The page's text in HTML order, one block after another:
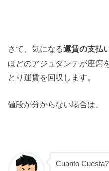
さて、気になる運賃の支払
ほどのアジュダンテが座席
とり運賃を回収します。
値段が分からない場合は、
Cuanto